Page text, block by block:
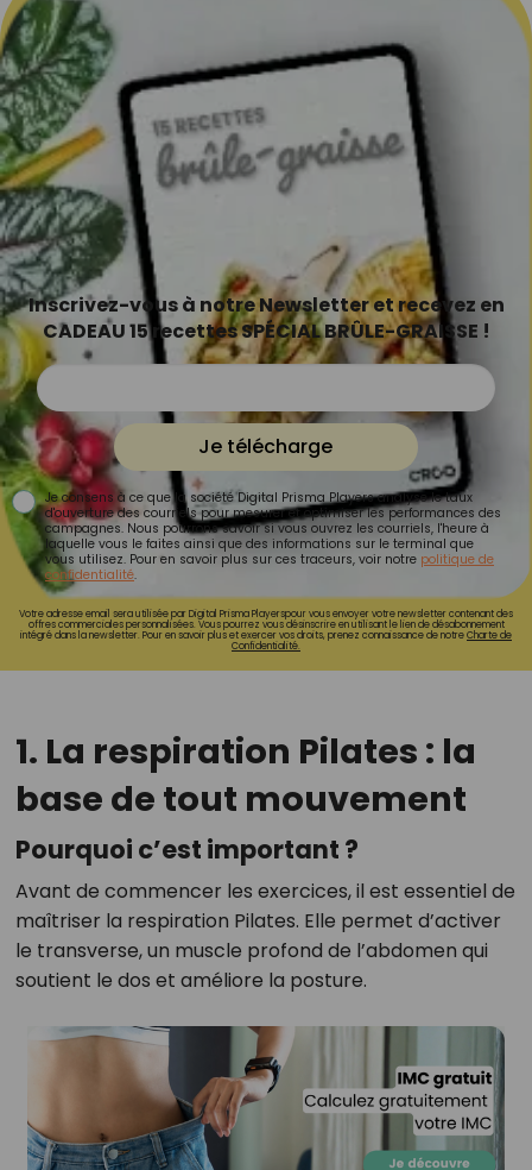
Inscrivez-vous à notre Newsletter et recevez en
CADEAU 15 recettes SPÉCIAL BRÛLE-GRAISSE !
Je télécharge
Je consens à ce que la société Digital Prisma Players analyse le taux
d'ouverture des courriels pour mesurer et optimiser les performances des
campagnes. Nous pourrons savoir si vous ouvrez les courriels, l'heure à
laquelle vous le faites ainsi que des informations sur le terminal que
vous utilisez. Pour en savoir plus sur ces traceurs, voir notre politique de
confidentialité.
Votre adresse email sera utilisée par Digital Prisma Playerspour vous envoyer votre newsletter contenant des
offres commerciales personnalisées. Vous pourrez vous désinscrire en utilisant le lien de désabonnement
intégré dans la newsletter. Pour en savoir plus et exercer vos droits, prenez connaissance de notreCharte de
Confidentialité.
1. La respiration Pilates : la
base de tout mouvement
Pourquoi c’est important ?
Avant de commencer les exercices, il est essentiel de
maîtriser la respiration Pilates. Elle permet d’activer
le transverse, un muscle profond de l’abdomen qui
soutient le dos et améliore la posture.